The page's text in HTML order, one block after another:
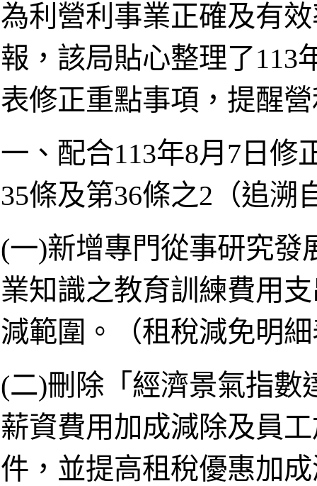
為利營利事業正確及有
報，該局貼心整理了113
表修正重點事項，提醒
一、配合113年8月7日修
35條及第36條之2（追溯
(一)新增專門從事研究發
業知識之教育訓練費用
減範圍。（租稅減免明
(二)刪除「經濟景氣指數
薪資費用加成減除及員
件，並提高租稅優惠加